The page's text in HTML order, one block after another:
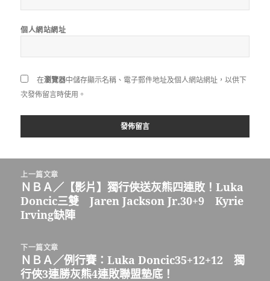
個人網站網址
在瀏覽器中儲存顯示名稱、電子郵件地址及個人網站網址，以供下
次發佈留言時使用。
上一篇文章
上
一
篇
章:
ＮＢＡ／【影片】獨行俠送灰熊四連敗！Luka
Doncic三雙 Jaren Jackson Jr.30+9 Kyrie
Irving缺陣
下一篇文章
下
一
ＮＢＡ／例行賽：Luka Doncic35+12+12 獨
行俠3連勝灰熊4連敗聯盟墊底！